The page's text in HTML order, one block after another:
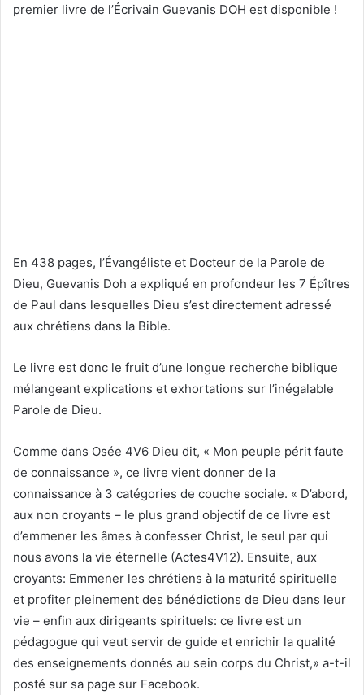
l
premier livre de l’Écrivain Guevanis DOH est disponible !
En 438 pages, l’Évangéliste et Docteur de la Parole de
Dieu, Guevanis Doh a expliqué en profondeur les 7 Épîtres
de Paul dans lesquelles Dieu s’est directement adressé
aux chrétiens dans la Bible.
Le livre est donc le fruit d’une longue recherche biblique
mélangeant explications et exhortations sur l’inégalable
Parole de Dieu.
Comme dans Osée 4V6 Dieu dit, « Mon peuple périt faute
de connaissance », ce livre vient donner de la
connaissance à 3 catégories de couche sociale. « D’abord,
aux non croyants – le plus grand objectif de ce livre est
d’emmener les âmes à confesser Christ, le seul par qui
nous avons la vie éternelle (Actes4V12). Ensuite, aux
croyants: Emmener les chrétiens à la maturité spirituelle
et profiter pleinement des bénédictions de Dieu dans leur
vie – enfin aux dirigeants spirituels: ce livre est un
pédagogue qui veut servir de guide et enrichir la qualité
des enseignements donnés au sein corps du Christ,» a-t-il
posté sur sa page sur Facebook.